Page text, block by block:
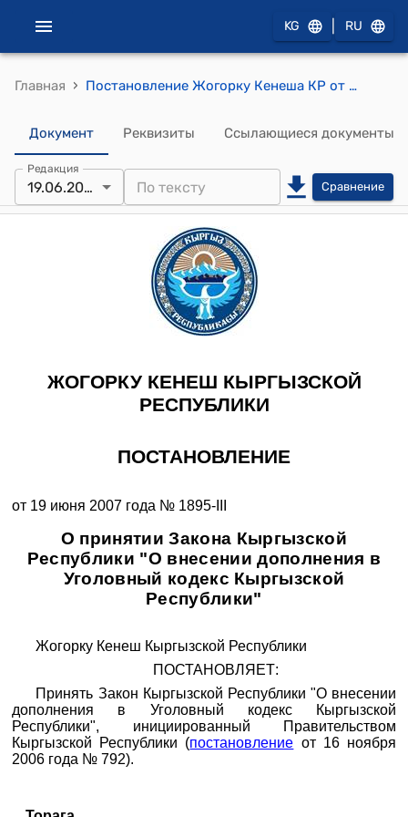
KG RU
Главная › Постановление Жогорку Кенеша КР от 19 июня 2007 года № 1895-III "О принятии Закона Кыргызской Республики "О внесении дополнения в Уголовный кодекс Кыргызской Республики"
Документ Реквизиты Ссылающиеся документы
Редакция
19.06.2007 Сравнение